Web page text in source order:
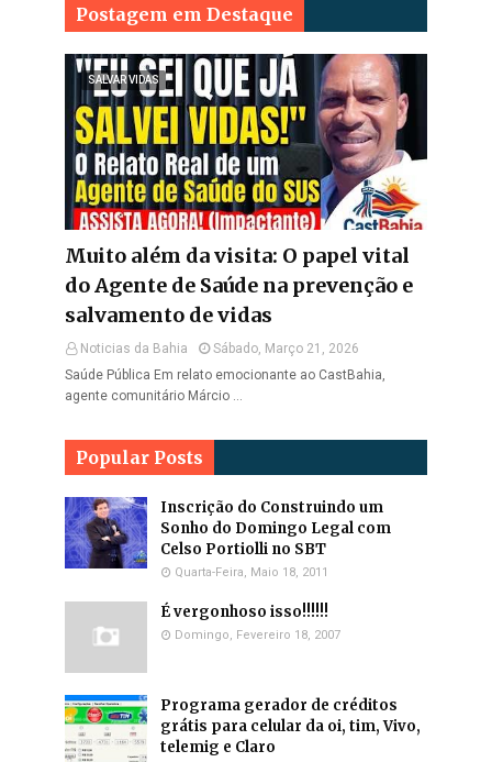
Postagem em Destaque
SALVAR VIDAS
Muito além da visita: O papel vital
do Agente de Saúde na prevenção e
salvamento de vidas
Noticias da Bahia
Sábado, Março 21, 2026
Saúde Pública Em relato emocionante ao CastBahia,
agente comunitário Márcio …
Popular Posts
Inscrição do Construindo um
Sonho do Domingo Legal com
Celso Portiolli no SBT
Quarta-Feira, Maio 18, 2011
É vergonhoso isso!!!!!!
Domingo, Fevereiro 18, 2007
Programa gerador de créditos
grátis para celular da oi, tim, Vivo,
telemig e Claro